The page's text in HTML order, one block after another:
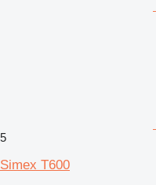
5
Simex T600